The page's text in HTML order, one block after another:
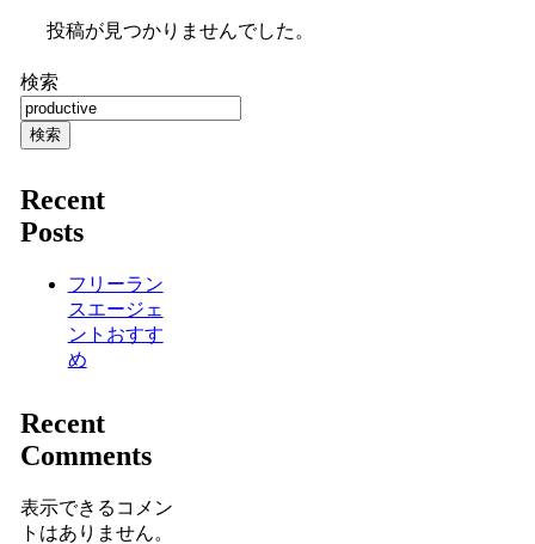
投稿が見つかりませんでした。
検索
検索
Recent
Posts
フリーラン
スエージェ
ントおすす
め
Recent
Comments
表示できるコメン
トはありません。